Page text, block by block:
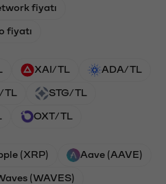
fiyatı
fiyatı
XAI/TL ADA/TL
STG/TL
OXT/TL
(XRP) Aave (AAVE)
(WAVES)